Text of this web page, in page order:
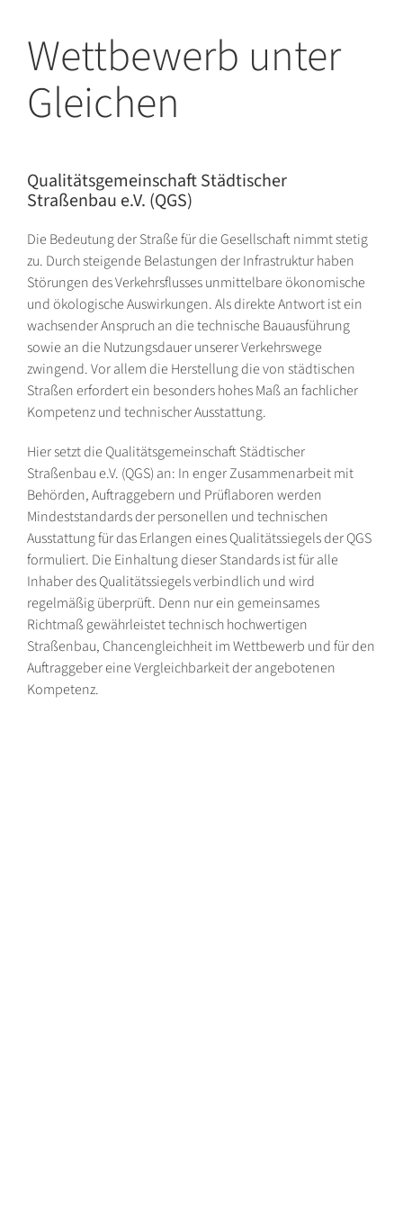
Wettbewerb unter
Gleichen
Qualitätsgemeinschaft Städtischer
Straßenbau e.V. (QGS)
Die Bedeutung der Straße für die Gesellschaft nimmt stetig
zu. Durch steigende Belastungen der Infrastruktur haben
Störungen des Verkehrsflusses unmittelbare ökonomische
und ökologische Auswirkungen. Als direkte Antwort ist ein
wachsender Anspruch an die technische Bauausführung
sowie an die Nutzungsdauer unserer Verkehrswege
zwingend. Vor allem die Herstellung die von städtischen
Straßen erfordert ein besonders hohes Maß an fachlicher
Kompetenz und technischer Ausstattung.
Hier setzt die Qualitätsgemeinschaft Städtischer
Straßenbau e.V. (QGS) an: In enger Zusammenarbeit mit
Behörden, Auftraggebern und Prüflaboren werden
Mindeststandards der personellen und technischen
Ausstattung für das Erlangen eines Qualitätssiegels der QGS
formuliert. Die Einhaltung dieser Standards ist für alle
Inhaber des Qualitätssiegels verbindlich und wird
regelmäßig überprüft. Denn nur ein gemeinsames
Richtmaß gewährleistet technisch hochwertigen
Straßenbau, Chancengleichheit im Wettbewerb und für den
Auftraggeber eine Vergleichbarkeit der angebotenen
Kompetenz.